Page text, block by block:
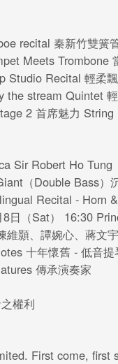
recital 秦新竹雙簧
Meets Trombone
Studio Recital 輕柔
the stream Quintet
2 首席魅力 String
Sir Robert Ho Tung
（Double Bass）
Recital - Horn
8日（Sat） 16:30
顥、譚婉心、蔣文
十年懷舊 - 低音
傳承演奏家
權利
First come, first